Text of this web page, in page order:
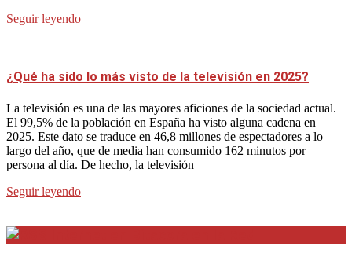
Seguir leyendo
¿Qué ha sido lo más visto de la televisión en 2025?
La televisión es una de las mayores aficiones de la sociedad actual.
El 99,5% de la población en España ha visto alguna cadena en
2025. Este dato se traduce en 46,8 millones de espectadores a lo
largo del año, que de media han consumido 162 minutos por
persona al día. De hecho, la televisión
Seguir leyendo